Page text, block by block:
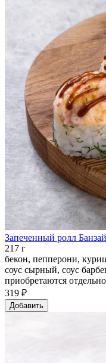
Запеченный ролл Банзай
217 г
бекон, пепперони,
соус сырный, соус
приобретаются
319 ₽
Добавить